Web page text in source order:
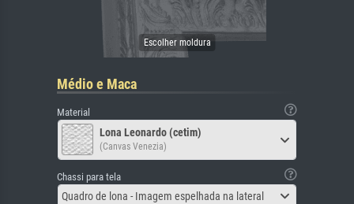
Médio e Maca
Material
Lona Leonardo (cetim)
(Canvas Venezia)
Chassi para tela
Quadro de lona - Imagem espelhada na lateral